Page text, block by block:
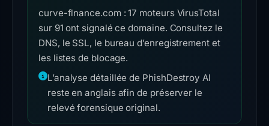
curve-flnance.com : 17 moteurs VirusTotal
sur 91 ont signalé ce domaine. Consultez le
DNS, le SSL, le bureau d’enregistrement et
les listes de blocage.
L’analyse détaillée de PhishDestroy AI
reste en anglais afin de préserver le
relevé forensique original.